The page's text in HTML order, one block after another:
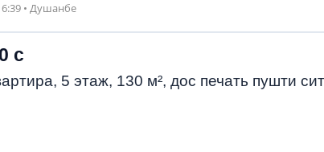
• Душанбе
с
5 этаж, 130 м², дос печать пушти